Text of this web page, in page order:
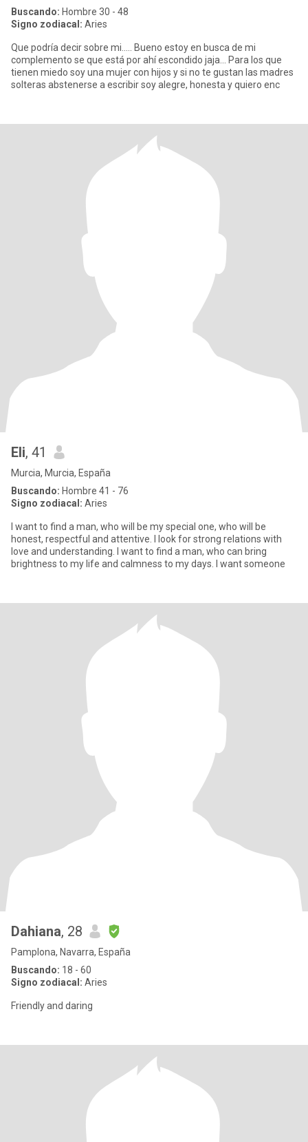
Buscando: Hombre 30 - 48
Signo zodiacal: Aries
Que podría decir sobre mi..... Bueno estoy en busca de mi
complemento se que está por ahí escondido jaja... Para los que
tienen miedo soy una mujer con hijos y si no te gustan las madres
solteras abstenerse a escribir soy alegre, honesta y quiero enc
Eli, 41
Murcia, Murcia, España
Buscando: Hombre 41 - 76
Signo zodiacal: Aries
I want to find a man, who will be my special one, who will be
honest, respectful and attentive. I look for strong relations with
love and understanding. I want to find a man, who can bring
brightness to my life and calmness to my days. I want someone
Dahiana, 28
Pamplona, Navarra, España
Buscando: 18 - 60
Signo zodiacal: Aries
Friendly and daring